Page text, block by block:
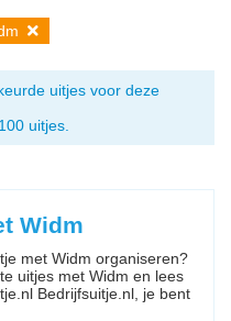
uitjes voor deze
uitjes.
Widm
met Widm organiseren?
uitjes met Widm en lees
Bedrijfsuitje.nl, je bent